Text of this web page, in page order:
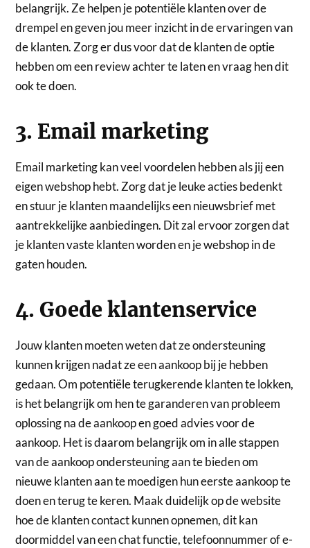
belangrijk. Ze helpen je potentiële klanten over de
drempel en geven jou meer inzicht in de ervaringen van
de klanten. Zorg er dus voor dat de klanten de optie
hebben om een review achter te laten en vraag hen dit
ook te doen.
3. Email marketing
Email marketing kan veel voordelen hebben als jij een
eigen webshop hebt. Zorg dat je leuke acties bedenkt
en stuur je klanten maandelijks een nieuwsbrief met
aantrekkelijke aanbiedingen. Dit zal ervoor zorgen dat
je klanten vaste klanten worden en je webshop in de
gaten houden.
4. Goede klantenservice
Jouw klanten moeten weten dat ze ondersteuning
kunnen krijgen nadat ze een aankoop bij je hebben
gedaan. Om potentiële terugkerende klanten te lokken,
is het belangrijk om hen te garanderen van probleem
oplossing na de aankoop en goed advies voor de
aankoop. Het is daarom belangrijk om in alle stappen
van de aankoop ondersteuning aan te bieden om
nieuwe klanten aan te moedigen hun eerste aankoop te
doen en terug te keren. Maak duidelijk op de website
hoe de klanten contact kunnen opnemen, dit kan
doormiddel van een chat functie, telefoonnummer of e-